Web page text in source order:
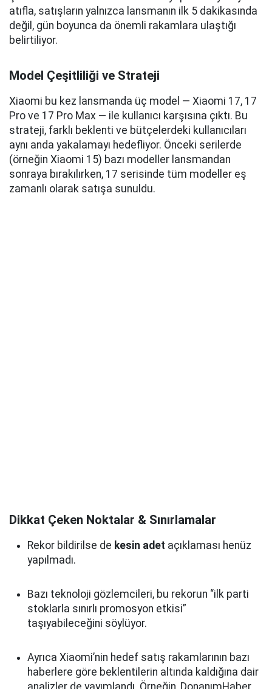
atıfla, satışların yalnızca lansmanın ilk 5 dakikasında
değil, gün boyunca da önemli rakamlara ulaştığı
belirtiliyor.
Model Çeşitliliği ve Strateji
Xiaomi bu kez lansmanda üç model — Xiaomi 17, 17
Pro ve 17 Pro Max — ile kullanıcı karşısına çıktı. Bu
strateji, farklı beklenti ve bütçelerdeki kullanıcıları
aynı anda yakalamayı hedefliyor. Önceki serilerde
(örneğin Xiaomi 15) bazı modeller lansmandan
sonraya bırakılırken, 17 serisinde tüm modeller eş
zamanlı olarak satışa sunuldu.
Dikkat Çeken Noktalar & Sınırlamalar
Rekor bildirilse de kesin adet açıklaması henüz
yapılmadı.
Bazı teknoloji gözlemcileri, bu rekorun “ilk parti
stoklarla sınırlı promosyon etkisi”
taşıyabileceğini söylüyor.
Ayrıca Xiaomi’nin hedef satış rakamlarının bazı
haberlere göre beklentilerin altında kaldığına dair